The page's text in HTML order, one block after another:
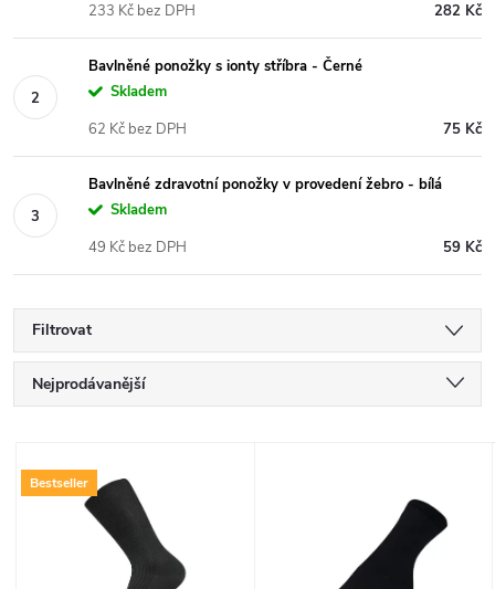
282 Kč
233 Kč bez DPH
Bavlněné ponožky s ionty stříbra - Černé
Skladem
75 Kč
62 Kč bez DPH
Bavlněné zdravotní ponožky v provedení žebro - bílá
Skladem
59 Kč
49 Kč bez DPH
Filtrovat
Ř
z
Nejprodávanější
Nejdražší
Abecedně
VBestseller